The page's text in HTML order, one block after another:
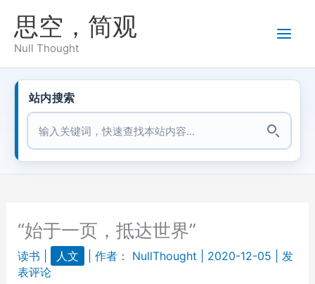
思空，简观
Null Thought
站内搜索
站内搜索
“始于一页，抵达世界”
读书 人文 | 作者： NullThought 2020-12-05
发
表评论